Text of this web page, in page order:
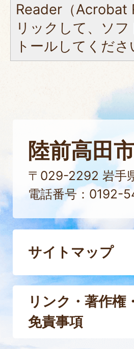
Reader（Acrobat
リックして、ソ
トールしてくださ
陸前高田
〒029-2292 岩手
電話番号：0192-
サイトマップ
リンク・著作権・
免責事項